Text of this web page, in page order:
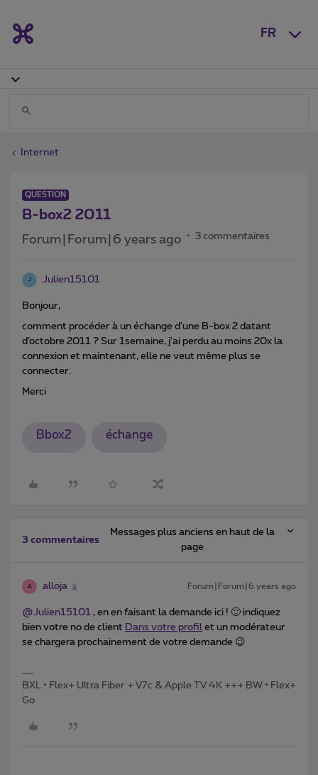
FR
Internet
QUESTION
B-box2 2011
Forum|Forum|6 years ago 3 commentaires
J Julien15101
Bonjour,
comment procéder à un échange d’une B-box 2 datant
d’octobre 2011 ? Sur 1semaine, j’ai perdu au moins 20x la
connexion et maintenant, elle ne veut même plus se
connecter.
Merci
Bbox2 échange
3 commentaires
Messages plus anciens en haut de la
page
A alloja Forum|Forum|6 years ago
@Julien15101 , en en faisant la demande ici ! 🙂 indiquez
bien votre no de client Dans votre profil et un modérateur
se chargera prochainement de votre demande 😉
BXL • Flex+ Ultra Fiber + V7c & Apple TV 4K +++ BW • Flex+
Go